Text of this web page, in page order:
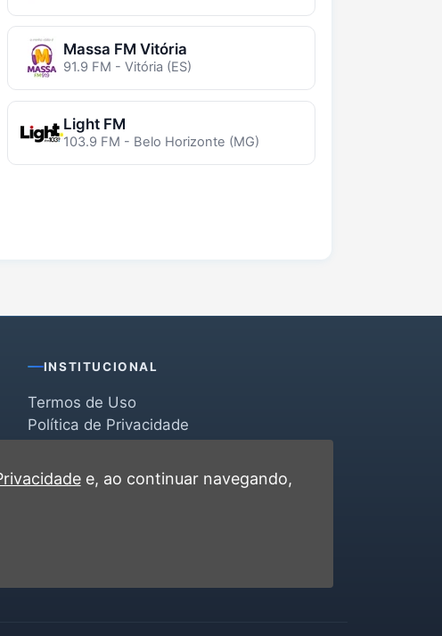
Massa FM Vitória
91.9 FM - Vitória (ES)
Light FM
103.9 FM - Belo Horizonte (MG)
INSTITUCIONAL
Termos de Uso
Política de Privacidade
Contato e, ao continuar navegando,